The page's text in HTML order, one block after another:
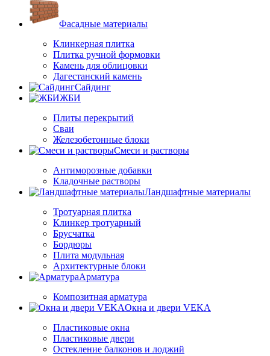
Фасадные материалы
Клинкерная плитка
Плитка ручной формовки
Камень для облицовки
Дагестанский камень
Сайдинг
ЖБИ
Плиты перекрытий
Сваи
Железобетонные блоки
Cмеси и растворы
Антиморозные добавки
Кладочные растворы
Ландшафтные материалы
Тротуарная плитка
Клинкер тротуарный
Брусчатка
Бордюры
Плита модульная
Архитектурные блоки
Арматура
Композитная арматура
Окна и двери VEKA
Пластиковые окна
Пластиковые двери
Остекление балконов и лоджий